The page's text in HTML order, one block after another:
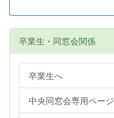
卒業生・同窓会関係
卒業生へ
中央同窓会専用ページ